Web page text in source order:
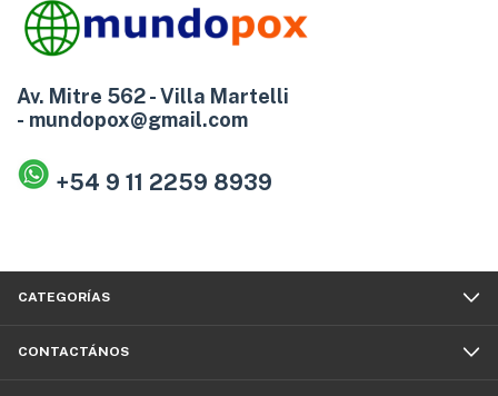
Av. Mitre 562 - Villa Martelli
- mundopox@gmail.com
+54 9 11 2259 8939
CATEGORÍAS
CONTACTÁNOS